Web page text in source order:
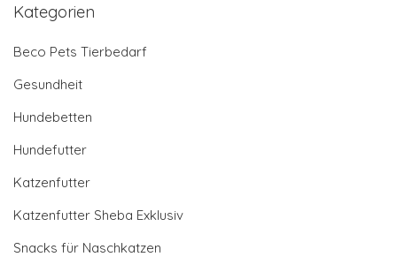
Kategorien
Beco Pets Tierbedarf
Gesundheit
Hundebetten
Hundefutter
Katzenfutter
Katzenfutter Sheba Exklusiv
Snacks für Naschkatzen